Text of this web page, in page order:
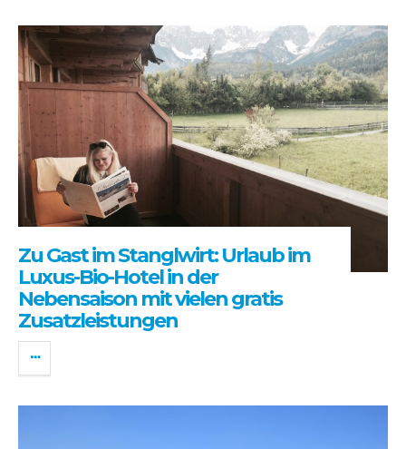
Zu Gast im Stanglwirt: Urlaub im
Luxus-Bio-Hotel in der
Nebensaison mit vielen gratis
Zusatzleistungen